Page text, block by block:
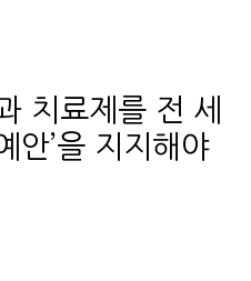
치료제를 전 세
안’을 지지해야